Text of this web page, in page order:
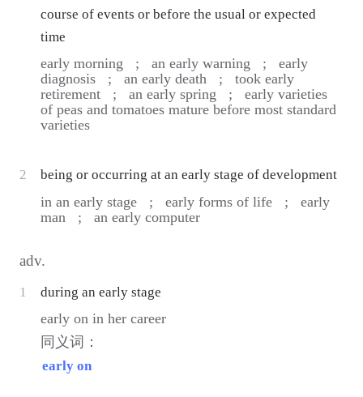
course of events or before the usual or expected
time
early morning ; an early warning ;
early
diagnosis ;
an early death ;
took early
retirement ;
an early spring ;
early varieties
of peas and tomatoes mature before most standard
varieties
2 being or occurring at an early stage of development
in an early stage ; early forms of life ;
early
man ;
an early computer
adv.
1 during an early stage
early on in her career
同义词：
early on